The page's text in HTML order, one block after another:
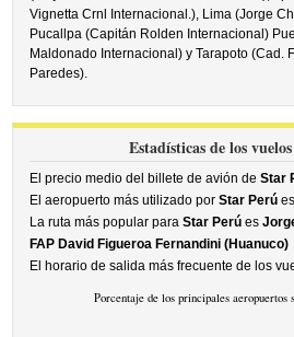
Vignetta Crnl Internacional.), Lima (Jorge
Pucallpa (Capitán Rolden Internacional)
Maldonado Internacional) y Tarapoto (Cad.
Paredes).
Estadísticas de los
El precio medio del billete de avión deStar
El aeropuerto más utilizado porStar Perú
La ruta más popular paraStar Perú es
FAP David Figueroa Fernandini (Huanuco)
El horario de salida más frecuente de los
Porcentaje de los principales aeropuertos